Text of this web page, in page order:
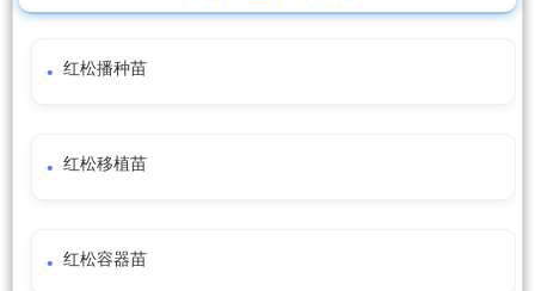
红松播种苗
红松移植苗
红松容器苗